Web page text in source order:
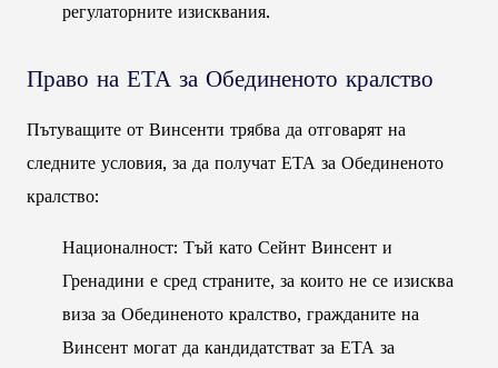
регулаторните изисквания.
Право на ЕТА за Обединеното кралство
Пътуващите от Винсенти трябва да отговарят на
следните условия, за да получат ЕТА за Обединеното
кралство:
Националност: Тъй като Сейнт Винсент и
Гренадини е сред страните, за които не се изисква
виза за Обединеното кралство, гражданите на
Винсент могат да кандидатстват за ЕТА за